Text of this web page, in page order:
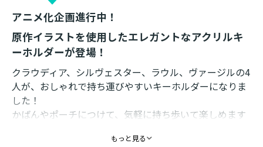
アニメ化企画進行中！
原作イラストを使用したエレガントなアクリルキ
ーホルダーが登場！
クラウディア、シルヴェスター、ラウル、ヴァージルの4
人が、おしゃれで持ち運びやすいキーホルダーになりま
した！
かばんやポーチにつけて、気軽に持ち歩いて楽しめます
もっと見る